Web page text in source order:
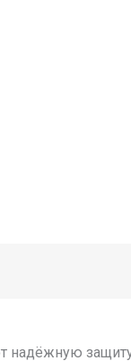
надёжную